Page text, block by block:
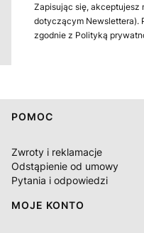
Zapisując się, akceptujesz
dotyczącym Newslettera).
zgodnie z Polityką
Linki w stopce
POMOC
Zwroty i reklamacje
Odstąpienie od umowy
Pytania i odpowiedzi
MOJE KONTO